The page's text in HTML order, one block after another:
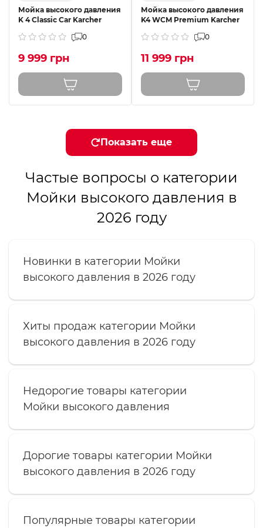
Мойка высокого давления
K 4 Classic Car Karcher
0
9 999 грн
Мойка высокого давления
K4 WCM Premium Karcher
0
11 999 грн
Показать еще
Частые вопросы о категории
Мойки высокого давления в
2026 году
Новинки в категории Мойки
высокого давления в 2026 году
Хиты продаж категории Мойки
высокого давления в 2026 году
Недорогие товары категории
Мойки высокого давления
Дорогие товары категории Мойки
высокого давления в 2026 году
Популярные товары категории